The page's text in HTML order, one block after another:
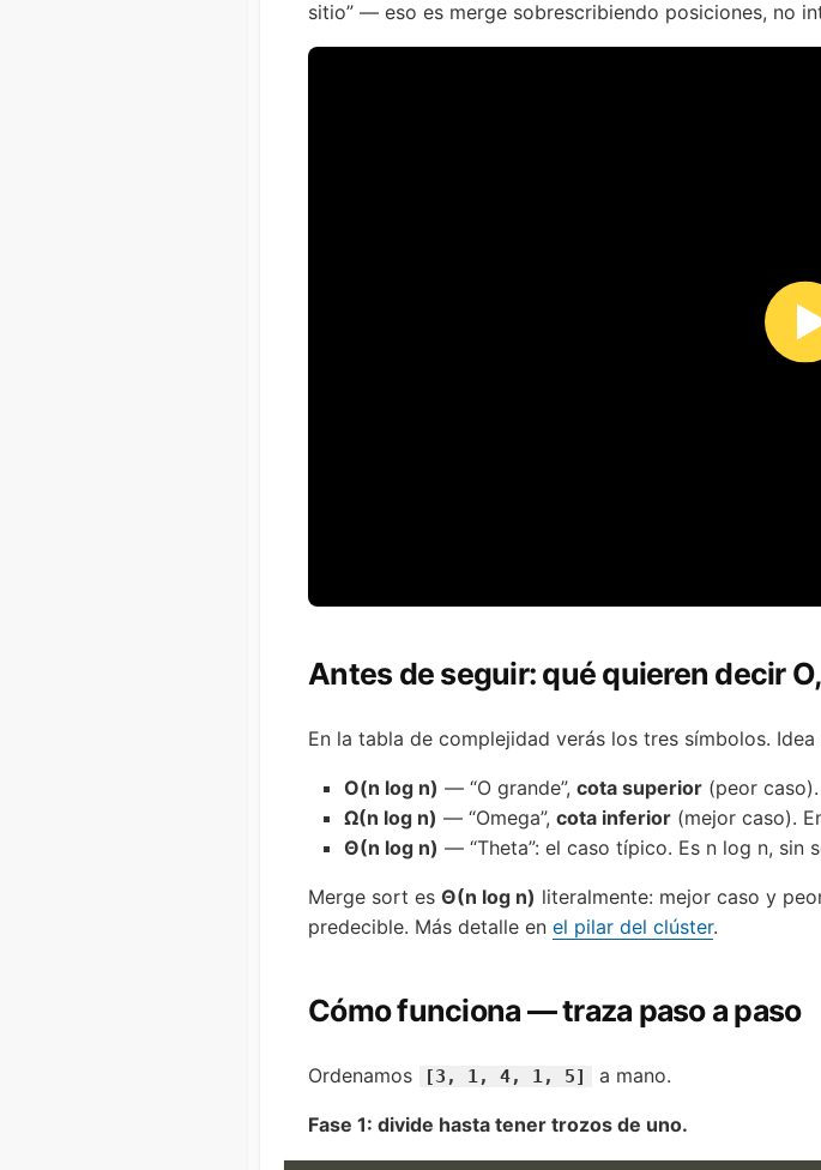
sitio” — eso es merge sobrescribiendo posiciones, no
Antes de seguir: qué quieren decir
En la tabla de complejidad verás los tres símbolos. Idea
O(n log n) — “O grande”, cota superior (peor caso).
Ω(n log n) — “Omega”, cota inferior (mejor caso).
Θ(n log n) — “Theta”: el caso típico. Es n log n, sin
Merge sort es Θ(n log n) literalmente: mejor caso y
predecible. Más detalle en el pilar del clúster.
Cómo funciona — traza paso a paso
Ordenamos [3, 1, 4, 1, 5] a mano.
Fase 1: divide hasta tener trozos de uno.